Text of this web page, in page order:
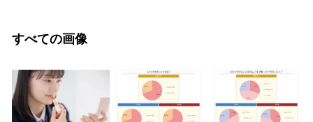
すべての画像